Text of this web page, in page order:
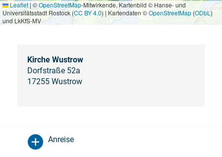
Leaflet | ©OpenStreetMap-Mitwirkende, Kartenbild © Hanse- und
Universitätsstadt Rostock (CC BY 4.0) | Kartendaten ©OpenStreetMap (ODbL)
und LkKfS-MV
Kirche Wustrow
Dorfstraße 52a
17255 Wustrow
Anreise